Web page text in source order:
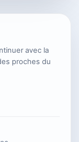
avec la
proches du